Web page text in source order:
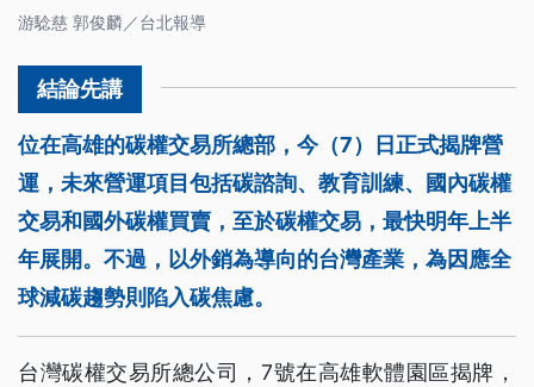
游騐慈 郭俊麟／台北報導
位在高雄的碳權交易所總部，今（7）日正式揭牌營
運，未來營運項目包括碳諮詢、教育訓練、國內碳權
交易和國外碳權買賣，至於碳權交易，最快明年上半
年展開。不過，以外銷為導向的台灣產業，為因應全
球減碳趨勢則陷入碳焦慮。
台灣碳權交易所總公司，7號在高雄軟體園區揭牌，